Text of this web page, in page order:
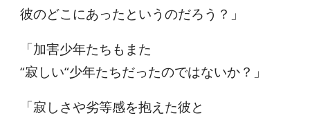
彼のどこにあったというのだろう？」
「加害少年たちもまた
“寂しい“少年たちだったのではないか？」
「寂しさや劣等感を抱えた彼と